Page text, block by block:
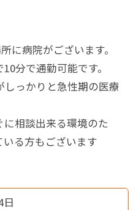
に病院がございます。
分で通勤可能です。
しっかりと急性期の医療
に相談出来る環境のた
る方もございます
日